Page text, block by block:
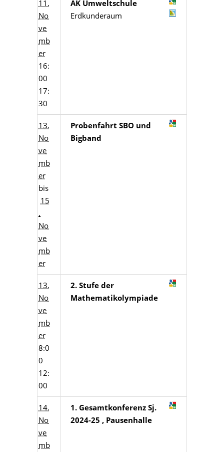
11.
No
ve
mb
er
16:
00
17:
30
AK Umweltschule
Erdkunderaum
13.
No
ve
mb
er
bis
15
.
No
ve
mb
er
Probenfahrt SBO und
Bigband
13.
No
ve
mb
er
8:0
0
12:
00
2. Stufe der
Mathematikolympiade
14.
No
ve
mb
1. Gesamtkonferenz Sj.
2024-25 , Pausenhalle